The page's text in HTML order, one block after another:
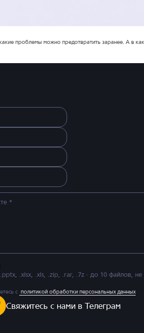
проблемы можно предотвратить заранее. А в
.xlsx, .xls, .zip, .rar, .7z · до 10 файлов,
с политикой обработки персональных данных
Свяжитесь с нами в Телеграм